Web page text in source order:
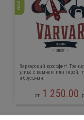
Варварский кроссфит!
улице с камнем или гирей,
и брусьями!
от 1 250.00